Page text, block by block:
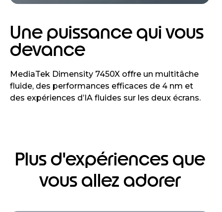
Une puissance qui vous
devance
MediaTek Dimensity 7450X offre un multitâche
fluide, des performances efficaces de 4 nm et
des expériences d’IA fluides sur les deux écrans.
Plus d'expériences que
vous allez adorer